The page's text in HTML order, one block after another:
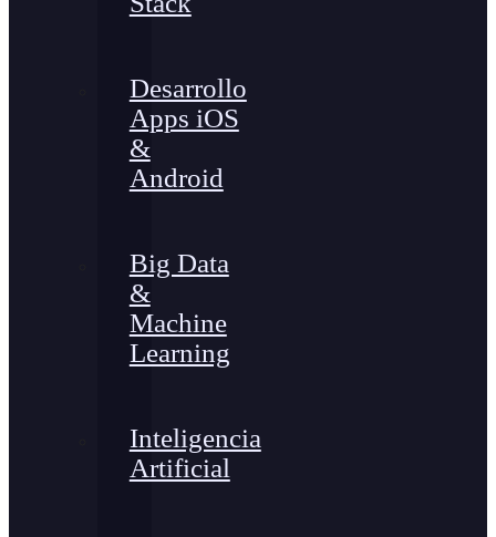
Desarrollo
Apps iOS
&
Android
Big Data
&
Machine
Learning
Inteligencia
Artificial